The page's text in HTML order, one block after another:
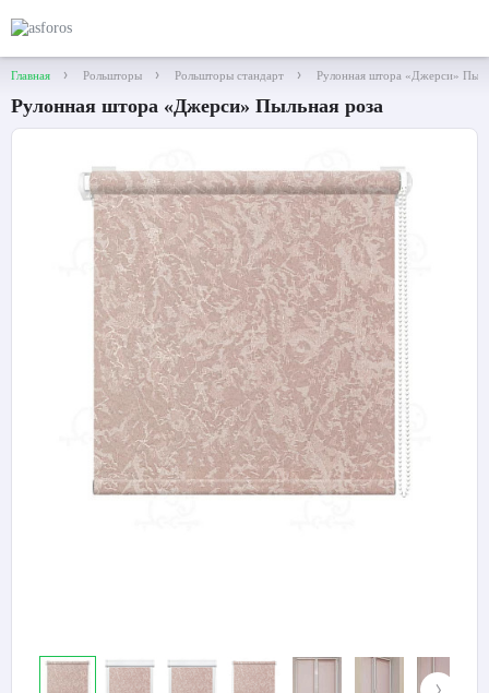
Главная Рольшторы Рольшторы стандарт Рулонная штора «Джерси»
Рулонная штора «Джерси» Пыльная роза